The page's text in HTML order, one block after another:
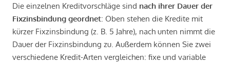
Die einzelnen Kreditvorschläge sind nach ihrer Dauer der
Fixzinsbindung geordnet: Oben stehen die Kredite mit
kürzer Fixzinsbindung (z. B. 5 Jahre), nach unten nimmt die
Dauer der Fixzinsbindung zu. Außerdem können Sie zwei
verschiedene Kredit-Arten vergleichen: fixe und variable